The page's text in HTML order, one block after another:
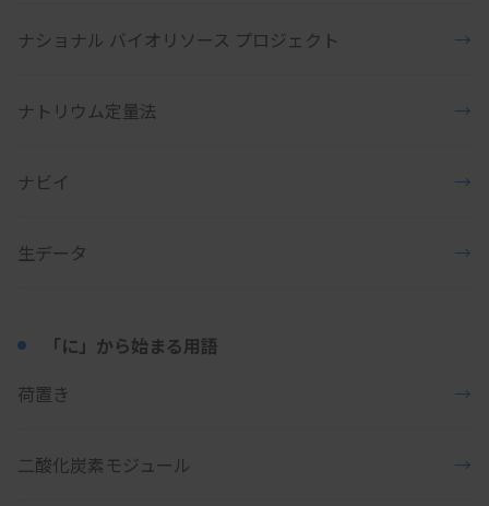
ナショナル バイオリソース プロジェクト →
ナトリウム定量法 →
ナビイ →
生データ →
「に」から始まる用語
荷置き
→
二酸化炭素モジュール →